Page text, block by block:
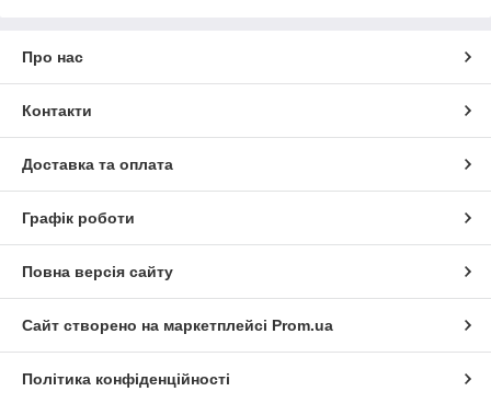
Про нас
Контакти
Доставка та оплата
Графік роботи
Повна версія сайту
Сайт створено на маркетплейсі Prom.ua
Політика конфіденційності